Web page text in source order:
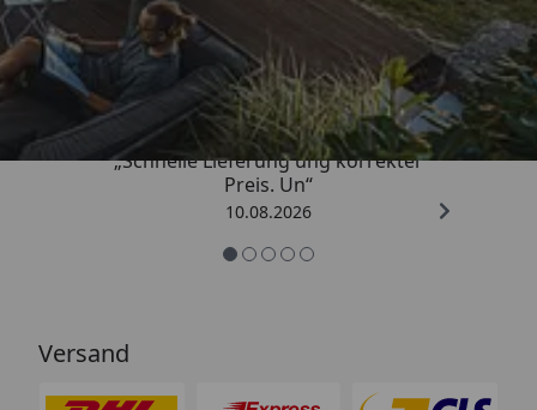
Trusted Shops
4,85/ 5
„Schnelle Lieferung ung korrekter
Preis. Un“
10.08.2026
Versand